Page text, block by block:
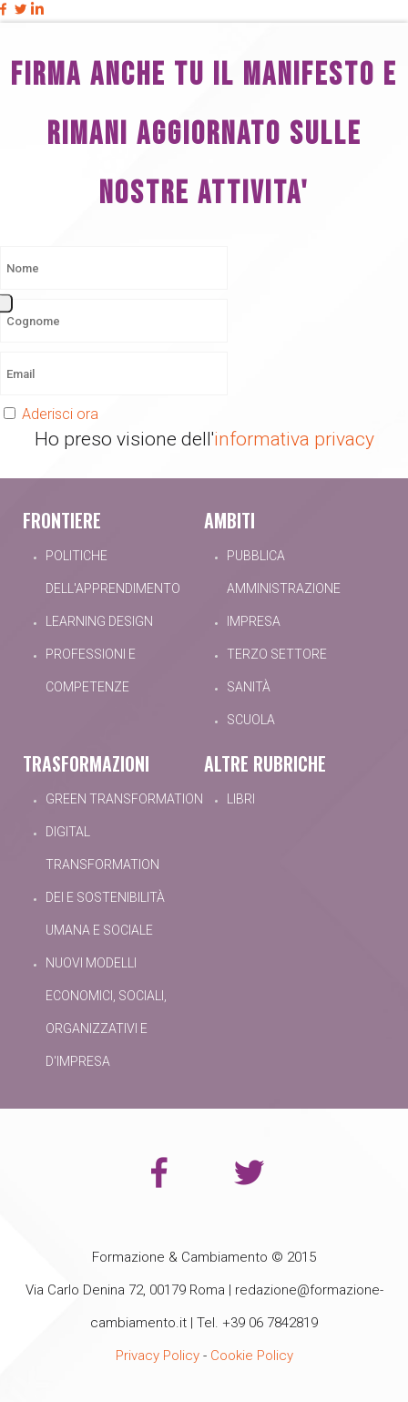
FIRMA ANCHE TU IL MANIFESTO E
RIMANI AGGIORNATO SULLE
NOSTRE ATTIVITA'
Aderisci ora
Ho preso visione dell'informativa privacy
FRONTIERE
POLITICHE
DELL'APPRENDIMENTO
LEARNING DESIGN
PROFESSIONI E
COMPETENZE
AMBITI
PUBBLICA
AMMINISTRAZIONE
IMPRESA
TERZO SETTORE
SANITÀ
SCUOLA
TRASFORMAZIONI
GREEN TRANSFORMATION
DIGITAL
TRANSFORMATION
DEI E SOSTENIBILITÀ
UMANA E SOCIALE
NUOVI MODELLI
ECONOMICI, SOCIALI,
ORGANIZZATIVI E
D'IMPRESA
ALTRE RUBRICHE
LIBRI
Formazione & Cambiamento © 2015
Via Carlo Denina 72, 00179 Roma | redazione@formazione-
cambiamento.it | Tel. +39 06 7842819
Privacy Policy- Cookie Policy